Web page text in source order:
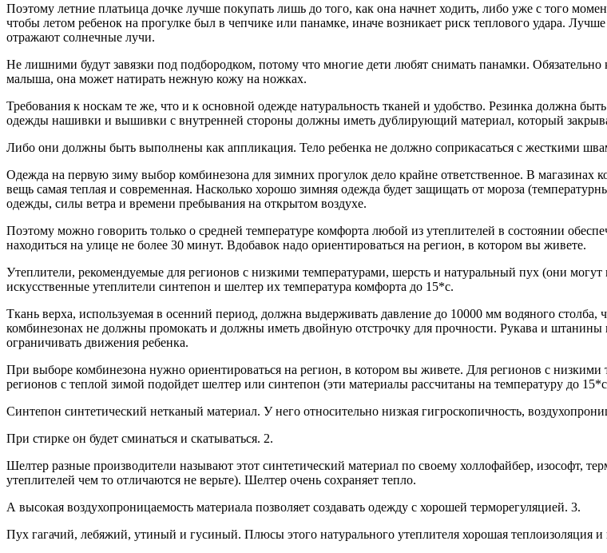
Поэтому летние платьица дочке лучше покупать лишь до того, как она начнет ходить, либо уже с того
чтобы летом ребенок на прогулке был в чепчике или панамке, иначе возникает риск теплового удара.
отражают солнечные лучи.
Не лишними будут завязки под подбородком, потому что многие дети любят снимать панамки.
малыша, она может натирать нежную кожу на ножках.
Требования к носкам те же, что и к основной одежде натуральность тканей и удобство. Резинка должна
одежды нашивки и вышивки с внутренней стороны должны иметь дублирующий материал, который
Либо они должны быть выполнены как аппликация. Тело ребенка не должно соприкасаться с жесткими
Одежда на первую зиму выбор комбинезона для зимних прогулок дело крайне ответственное. В магазинах
вещь самая теплая и современная. Насколько хорошо зимняя одежда будет защищать от мороза
одежды, силы ветра и времени пребывания на открытом воздухе.
Поэтому можно говорить только о средней температуре комфорта любой из утеплителей в состоянии
находиться на улице не более 30 минут. Вдобавок надо ориентироваться на регион, в котором вы живете.
Утеплители, рекомендуемые для регионов с низкими температурами, шерсть и натуральный пух (они
искусственные утеплители синтепон и шелтер их температура комфорта до 15*с.
Ткань верха, используемая в осенний период, должна выдерживать давление до 10000 мм водяного
комбинезонах не должны промокать и должны иметь двойную отстрочку для прочности. Рукава и
ограничивать движения ребенка.
При выборе комбинезона нужно ориентироваться на регион, в котором вы живете. Для регионов с
регионов с теплой зимой подойдет шелтер или синтепон (эти материалы рассчитаны на температуру до
Синтепон синтетический нетканый материал. У него относительно низкая гигроскопичность,
При стирке он будет сминаться и скатываться. 2.
Шелтер разные производители называют этот синтетический материал по своему холлофайбер, изософт,
утеплителей чем то отличаются не верьте). Шелтер очень сохраняет тепло.
А высокая воздухопроницаемость материала позволяет создавать одежду с хорошей терморегуляцией. 3.
Пух гагачий, лебяжий, утиный и гусиный. Плюсы этого натурального утеплителя хорошая теплоизоляция и